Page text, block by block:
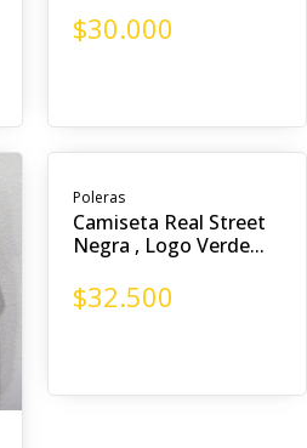
$30.000
Poleras
Camiseta Real Street
Negra , Logo Verde...
$32.500